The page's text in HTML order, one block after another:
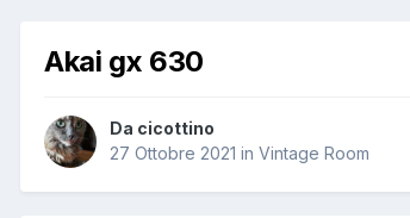
Akai gx 630
Da cicottino
27 Ottobre 2021 in Vintage Room